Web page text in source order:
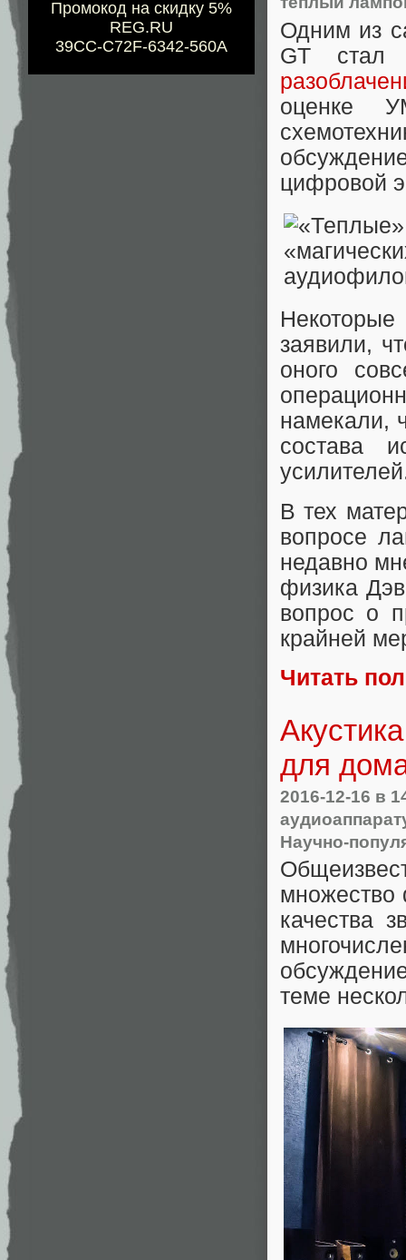
Промокод на скидку 5%
REG.RU
39CC-C72F-6342-560A
Одним из
GT
оценке
цифровой
заявили,
оного
намекали,
состава
В тех
вопросе
недавно
физика
вопрос о
крайней
Читать
для
2016-12-16 в
Научно-
множество
качества
теме